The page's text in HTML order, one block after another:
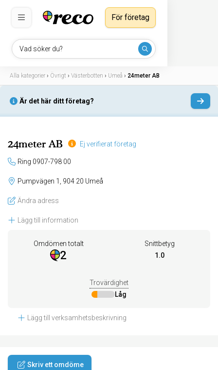
Vad söker du?
För företag
Alla kategorier › Övrigt › Västerbotten › Umeå › 24meter AB
Är det här ditt företag?
24meter AB Ej verifierat företag
Ring 0907-798 00
Pumpvägen 1, 904 20 Umeå
Ändra adress
Lägg till information
Omdömen totalt
2
Snittbetyg
1.0
Trovärdighet
Låg
Lägg till verksamhetsbeskrivning
Skriv ett omdöme